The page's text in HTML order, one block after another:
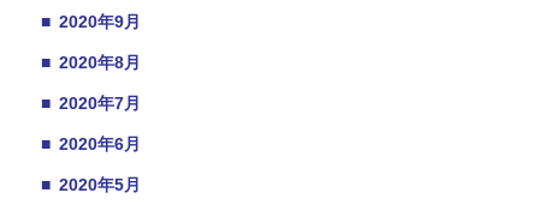
■ 2020年9月
■ 2020年8月
■ 2020年7月
■ 2020年6月
■ 2020年5月